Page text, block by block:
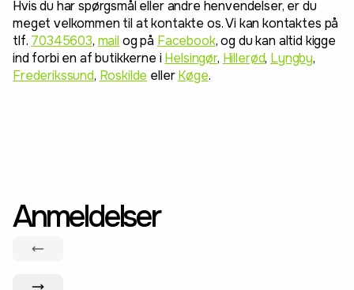
Hvis du har spørgsmål eller andre henvendelser, er du
meget velkommen til at kontakte os. Vi kan kontaktes på
tlf. 70345603, mail og på Facebook, og du kan altid kigge
ind forbi en af butikkerne iHelsingør, Hillerød, Lyngby,
Frederikssund, Roskilde ellerKøge.
Anmeldelser